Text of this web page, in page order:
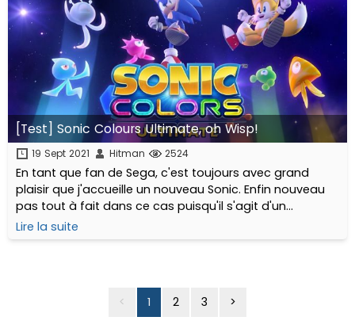
[Test] Sonic Colours Ultimate, oh Wisp!
19 Sept 2021 Hitman 2524
En tant que fan de Sega, c'est toujours avec grand
plaisir que j'accueille un nouveau Sonic. Enfin nouveau
pas tout à fait dans ce cas puisqu'il s'agit d'un
remaster de l'opus sorti sur DS et Wii en 2010. Mais
qu'importe, quand Eggman fait des siennes...
Lire la suite
< 1 2 3 >